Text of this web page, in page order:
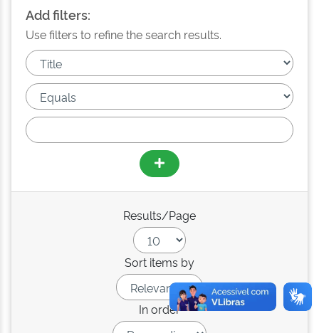
Add filters:
Use filters to refine the search results.
Results/Page
Sort items by
In order